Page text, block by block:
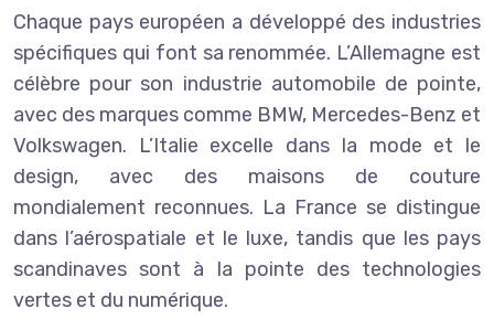
Chaque pays européen a développé des industries
spécifiques qui font sa renommée. L’Allemagne est
célèbre pour son industrie automobile de pointe,
avec des marques comme BMW, Mercedes-Benz et
Volkswagen. L’Italie excelle dans la mode et le
design, avec des maisons de couture
mondialement reconnues. La France se distingue
dans l’aérospatiale et le luxe, tandis que les pays
scandinaves sont à la pointe des technologies
vertes et du numérique.